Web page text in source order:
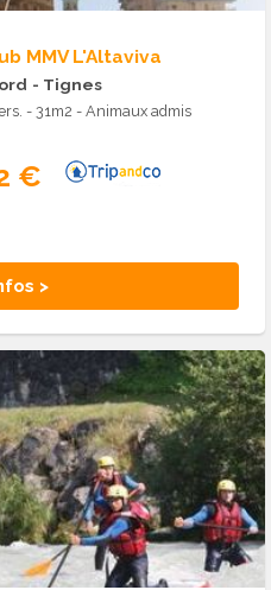
MMV L'Altaviva
- Tignes
- 31m2 - Animaux admis
€
>